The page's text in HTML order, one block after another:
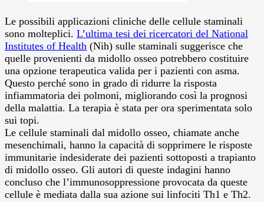
Le possibili applicazioni cliniche delle cellule staminali
sono molteplici. L’ultima tesi dei ricercatori del National
Institutes of Health (Nih) sulle staminali suggerisce che
quelle provenienti da midollo osseo potrebbero costituire
una opzione terapeutica valida per i pazienti con asma.
Questo perché sono in grado di ridurre la risposta
infiammatoria dei polmoni, migliorando così la prognosi
della malattia. La terapia è stata per ora sperimentata solo
sui topi.
Le cellule staminali dal midollo osseo, chiamate anche
mesenchimali, hanno la capacità di sopprimere le risposte
immunitarie indesiderate dei pazienti sottoposti a trapianto
di midollo osseo. Gli autori di queste indagini hanno
concluso che l’immunosoppressione provocata da queste
cellule è mediata dalla sua azione sui linfociti Th1 e Th2.